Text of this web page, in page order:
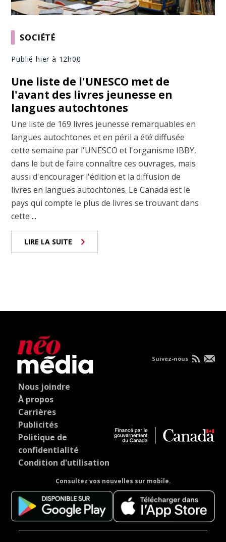
SOCIÉTÉ
Publié hier à 12h00
Une liste de l'UNESCO met de
l'avant des livres jeunesse en
langues autochtones
Une liste de 169 livres jeunesse remarquables en
langues autochtones et en péril a été diffusée
cette semaine par l'UNESCO et l'organisme IBBY,
dans le but de faire connaître ces ouvrages, mais
aussi d'encourager l'édition et la diffusion de
livres en langues autochtones. Le Canada est le
pays qui compte le plus de livres se trouvant dans
cette ...
LIRE LA SUITE
Nous joindre
À propos
Carrières
Publicités
Politique de
confidentialité
Condition d'utilisation
Consultez vos nouvelles sur mobile.
Suivez-nous